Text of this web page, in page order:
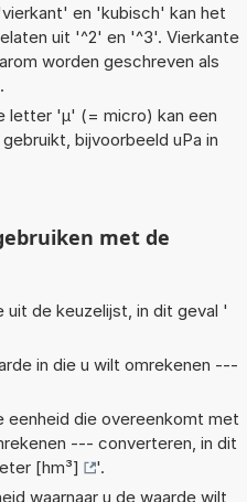
en 'kubisch' kan het
uit '^2' en '^3'. Vierkante
worden geschreven als
letter 'µ' (= micro) kan een
bijvoorbeeld uPa in
met de
uit de keuzelijst, in dit geval '
in die u wilt omrekenen ---
eenheid die overeenkomt met
--- converteren, in dit
[hm³]
'.
waarnaar u de waarde wilt